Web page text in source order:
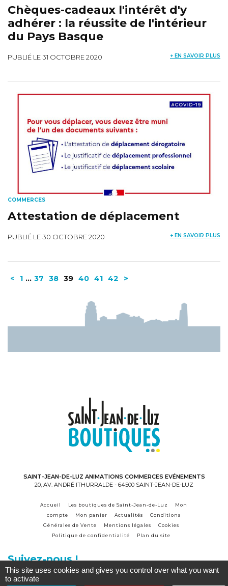
Chèques-cadeaux l'intérêt d'y
adhérer : la réussite de l'intérieur
du Pays Basque
PUBLIÉ LE 31 OCTOBRE 2020 + EN SAVOIR PLUS
COMMERCES
Attestation de déplacement
PUBLIÉ LE 30 OCTOBRE 2020 + EN SAVOIR PLUS
Navigation
< 1 … 37 38 39 40 41 42 >
SAINT-JEAN-DE-LUZ ANIMATIONS COMMERCES EVÉNEMENTS
20, AV. ANDRÉ ITHURRALDE - 64500 SAINT-JEAN-DE-LUZ
Accueil Les boutiques de Saint-Jean-de-Luz
Mon
compte
Mon panier Actualités
Conditions
Générales de Vente
Mentions légales
Cookies
Politique de confidentialité
Plan du site
Suivez-nous !
Accès commerçant
This site uses cookies and gives you control over what you want
to activate